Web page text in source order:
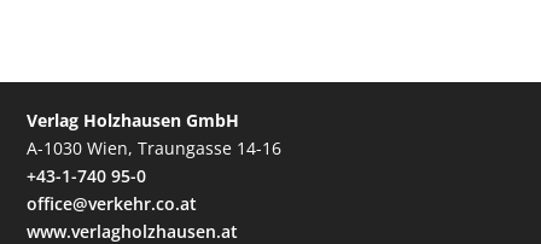
Verlag Holzhausen GmbH
A-1030 Wien, Traungasse 14-16
+43-1-740 95-0
office@verkehr.co.at
www.verlagholzhausen.at